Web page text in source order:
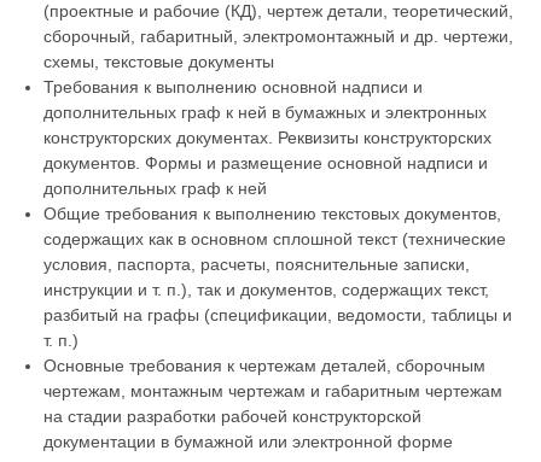
(проектные и рабочие (КД), чертеж детали, теоретический,
сборочный, габаритный, электромонтажный и др. чертежи,
схемы, текстовые документы
Требования к выполнению основной надписи и
дополнительных граф к ней в бумажных и электронных
конструкторских документах. Реквизиты конструкторских
документов. Формы и размещение основной надписи и
дополнительных граф к ней
Общие требования к выполнению текстовых документов,
содержащих как в основном сплошной текст (технические
условия, паспорта, расчеты, пояснительные записки,
инструкции и т. п.), так и документов, содержащих текст,
разбитый на графы (спецификации, ведомости, таблицы и
т. п.)
Основные требования к чертежам деталей, сборочным
чертежам, монтажным чертежам и габаритным чертежам
на стадии разработки рабочей конструкторской
документации в бумажной или электронной форме